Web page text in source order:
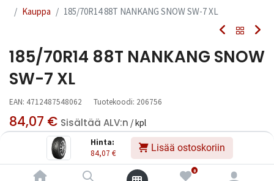
Hinta:
84,07 € Lisää ostoskoriin
0
Kauppa 185/70R14 88T NANKANG SNOW SW-7 XL
185/70R14 88T NANKANG SNOW
SW-7 XL
EAN: 4712487548062 Tuotekoodi: 206756
84,07 € Sisältää ALV:n / kpl
Toimittajilla (kotimaa):
Saatavilla
Toimitusaika:
3 arkipäivää